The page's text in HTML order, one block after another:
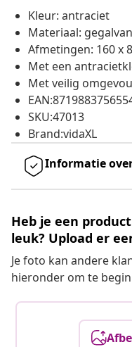
Kleur: antraciet
Materiaal:
Afmetingen: 160 x
Met een
Met veilig
SKU:47013
Brand:vidaXL
Informatie
Heb je een
leuk? Upload er
Je foto kan andere
hieronder om te